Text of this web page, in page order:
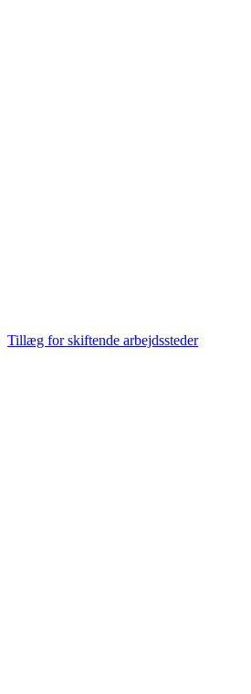
Tillæg for skiftende arbejdssteder